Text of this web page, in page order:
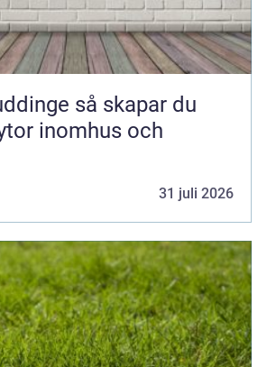
skapar du
inomhus och
31 juli 2026